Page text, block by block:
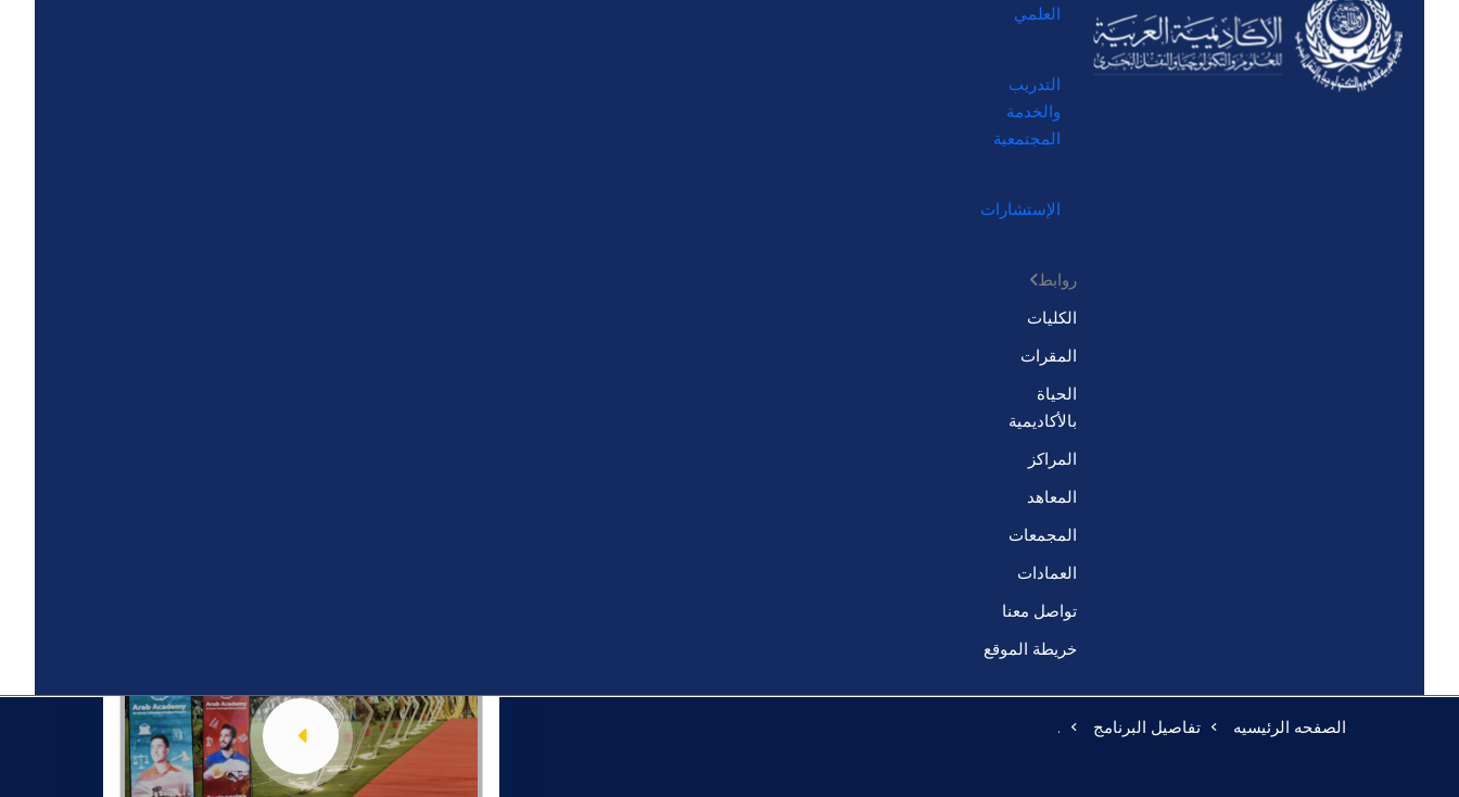
العلمي
التدريب
والخدمة
المجتمعية
الإستشارات
روابط
الكليات
المقرات
الحياة
بالأكاديمية
المراكز
المعاهد
المجمعات
العمادات
تواصل معنا
خريطة الموقع
الصفحه الرئيسيه تفاصيل البرنامج .